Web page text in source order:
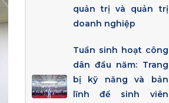
quản trị và quản trị
doanh nghiệp
Tuần sinh hoạt công
dân đầu năm: Trang
bị kỹ năng và bản
lĩnh để sinh viên